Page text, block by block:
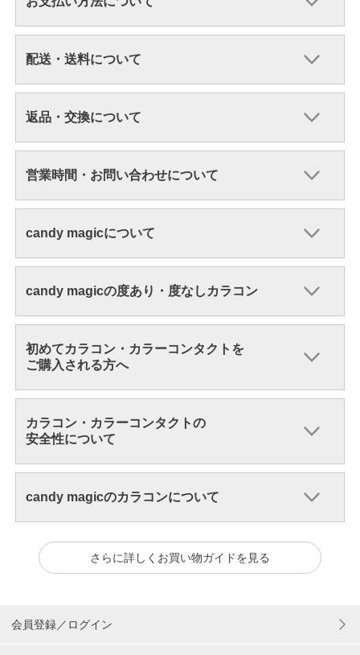
配送・送料について
返品・交換について
営業時間・お問い合わせについて
candy magicについて
candy magicの度あり・度なしカラコン
初めてカラコン・カラーコンタクトを
ご購入される方へ
カラコン・カラーコンタクトの
安全性について
candy magicのカラコンについて
さらに詳しくお買い物ガイドを見る
会員登録／ログイン